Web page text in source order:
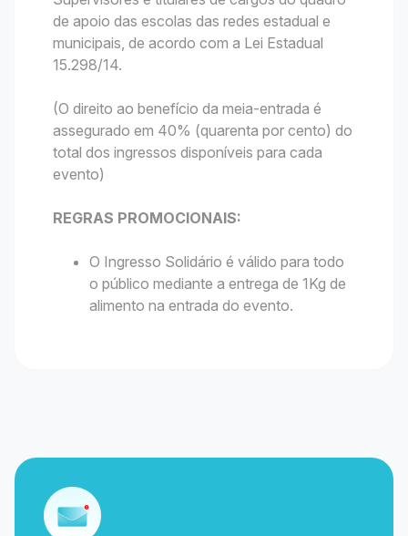
de apoio das escolas das redes estadual e
municipais, de acordo com a Lei Estadual
15.298/14.
(O direito ao benefício da meia-entrada é
assegurado em 40% (quarenta por cento) do
total dos ingressos disponíveis para cada
evento)
REGRAS PROMOCIONAIS:
O Ingresso Solidário é válido para todo
o público mediante a entrega de 1Kg de
alimento na entrada do evento.